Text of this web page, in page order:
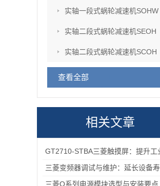
实轴一段式蜗轮减速机SOHW
实轴二段式蜗轮减速机SEOH
实轴二段式蜗轮减速机SCOH
查看全部
相关文章
三菱Q系列电源模块选型与安装要点